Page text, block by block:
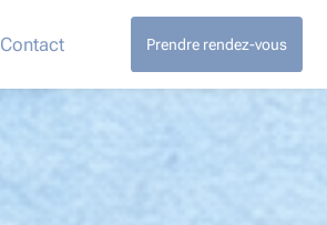
Contact Prendre rendez-vous